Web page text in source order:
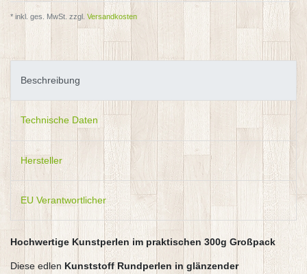
* inkl. ges. MwSt. zzgl. Versandkosten
Beschreibung
Technische Daten
Hersteller
EU Verantwortlicher
Hochwertige Kunstperlen im praktischen 300g Großpack
Diese edlen Kunststoff Rundperlen in glänzender